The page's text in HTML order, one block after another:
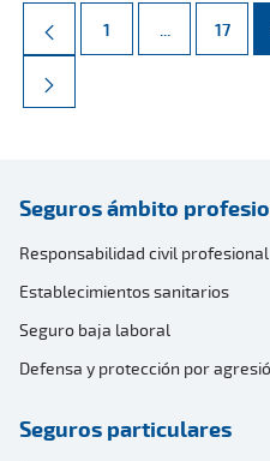
Página
1 ... PáginasPágina
17
Seguros ámbito
Responsabilidad civil profesional
Establecimientos sanitarios
Seguro baja laboral
Defensa y protección por
Seguros particulares